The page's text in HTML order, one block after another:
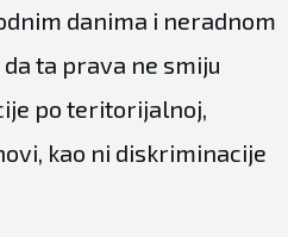
danima i neradnom
ta prava ne smiju
po teritorijalnoj,
kao ni diskriminacije